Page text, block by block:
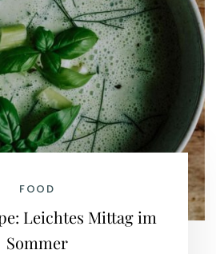
FOOD
Leichtes Mittag im
Sommer